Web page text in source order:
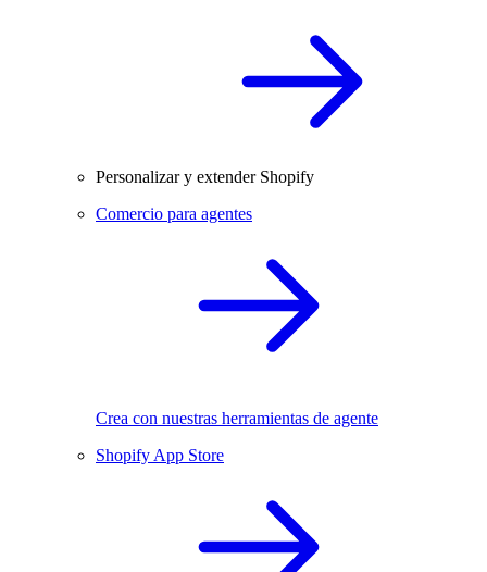
Personalizar y extender Shopify
Comercio para agentes
Crea con nuestras herramientas de agente
Shopify App Store